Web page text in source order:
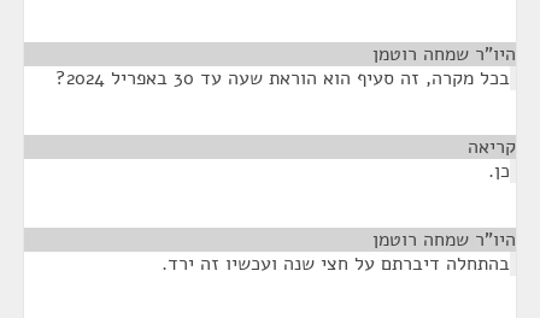
היו"ר שמחה רוטמן
בכל מקרה, זה סעיף הוא הוראת שעה עד 30 באפריל 2024?
קריאה
כן.
היו"ר שמחה רוטמן
בהתחלה דיברתם על חצי שנה ועכשיו זה ירד.